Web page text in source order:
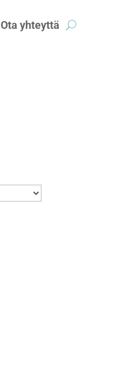
Ota yhteyttä